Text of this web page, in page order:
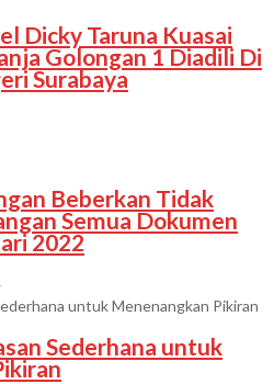
Dicky Taruna Kuasai
Golongan 1 Diadili Di
Surabaya
Beberkan Tidak
Semua Dokumen
2022
Sederhana untuk